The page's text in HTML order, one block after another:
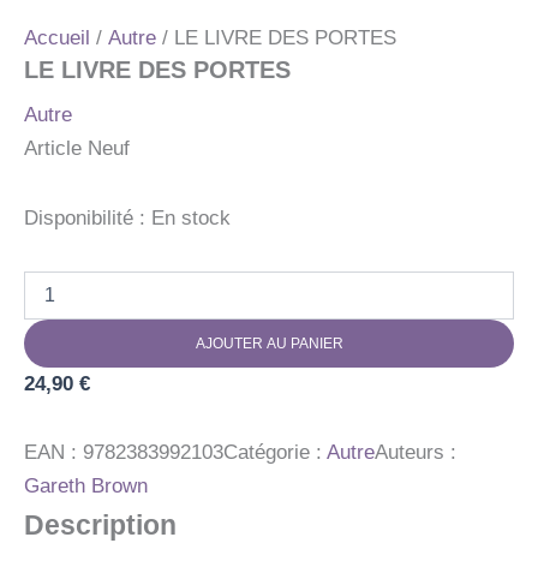
Accueil / Autre / LE LIVRE DES PORTES
LE LIVRE DES PORTES
Autre
Article Neuf
Disponibilité : En stock
LE
LIVRE
DES
AJOUTER AU PANIER
24,90 €
EAN : 9782383992103Catégorie : AutreAuteurs :
Gareth Brown
Description